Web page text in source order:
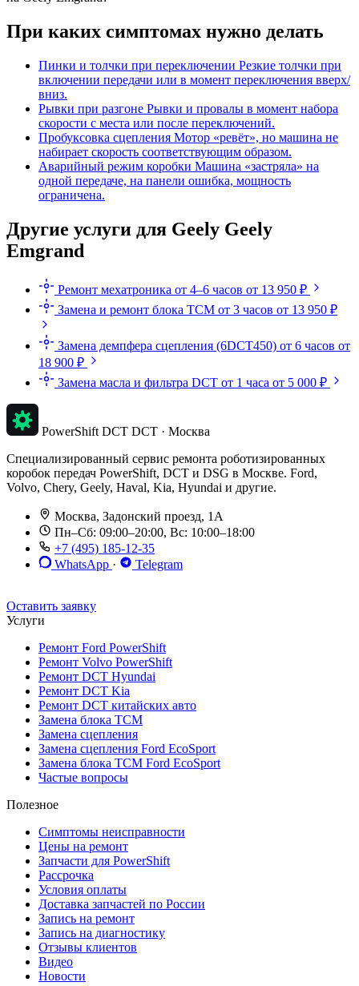
При каких симптомах нужно делать
Пинки и толчки при переключении Резкие толчки при
включении передачи или в момент переключения вверх/
вниз.
Рывки при разгоне Рывки и провалы в момент набора
скорости с места или после переключений.
Пробуксовка сцепления Мотор «ревёт», но машина не
набирает скорость соответствующим образом.
Аварийный режим коробки Машина «застряла» на
одной передаче, на панели ошибка, мощность
ограничена.
Другие услуги для Geely Geely
Emgrand
Ремонт мехатроника от 4–6 часов от 13 950 ₽
Замена и ремонт блока TCM от 3 часов от 13 950 ₽
Замена демпфера сцепления (6DCT450) от 6 часов от
18 900 ₽
Замена масла и фильтра DCT от 1 часа от 5 000 ₽
PowerShift DCT DCT · Москва
Специализированный сервис ремонта роботизированных
коробок передач PowerShift, DCT и DSG в Москве. Ford,
Volvo, Chery, Geely, Haval, Kia, Hyundai и другие.
Москва, Задонский проезд, 1А
Пн–Сб: 09:00–20:00, Вс: 10:00–18:00
+7 (495) 185-12-35
WhatsApp ·
Telegram
Оставить заявку
Услуги
Ремонт Ford PowerShift
Ремонт Volvo PowerShift
Ремонт DCT Hyundai
Ремонт DCT Kia
Ремонт DCT китайских авто
Замена блока TCM
Замена сцепления
Замена сцепления Ford EcoSport
Замена блока TCM Ford EcoSport
Частые вопросы
Полезное
Симптомы неисправности
Цены на ремонт
Запчасти для PowerShift
Рассрочка
Условия оплаты
Доставка запчастей по России
Запись на ремонт
Запись на диагностику
Отзывы клиентов
Видео
Новости